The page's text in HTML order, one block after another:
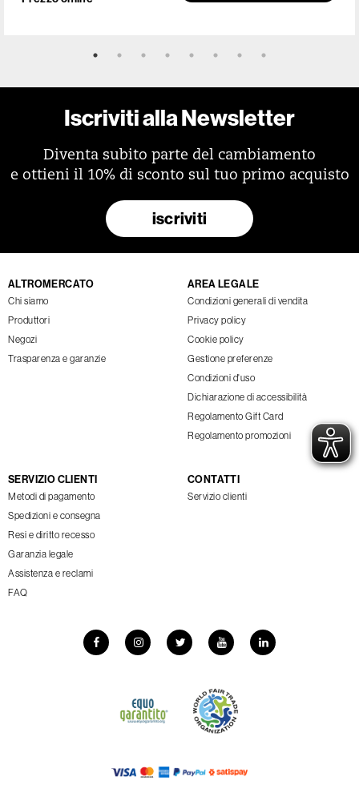
Iscriviti alla Newsletter
Diventa subito parte del cambiamento
e ottieni il 10% di sconto sul tuo primo acquisto
iscriviti
ALTROMERCATO
Chi siamo
Produttori
Negozi
Trasparenza e garanzie
AREA LEGALE
Condizioni generali di vendita
Privacy policy
Cookie policy
Gestione preferenze
Condizioni d'uso
Dichiarazione di accessibilità
Regolamento Gift Card
Regolamento promozioni
SERVIZIO CLIENTI
Metodi di pagamento
Spedizioni e consegna
Resi e diritto recesso
Garanzia legale
Assistenza e reclami
FAQ
CONTATTI
Servizio clienti